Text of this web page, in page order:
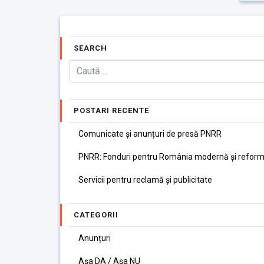
SEARCH
POSTARI RECENTE
Comunicate și anunțuri de presă PNRR
PNRR: Fonduri pentru România modernă și
Servicii pentru reclamă și publicitate
CATEGORII
Anunțuri
Așa DA / Așa NU